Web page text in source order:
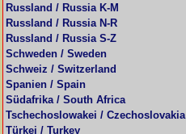
Russland / Russia K-M
Russland / Russia N-R
Russland / Russia S-Z
Schweden / Sweden
Schweiz / Switzerland
Spanien / Spain
Südafrika / South Africa
Tschechoslowakei / Czechoslovakia
Türkei / Turkey